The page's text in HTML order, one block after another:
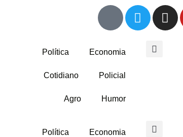
Política Economia
Cotidiano Policial
Agro Humor
Política Economia